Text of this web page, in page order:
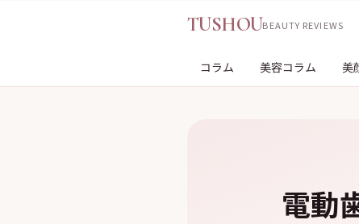
TUSHOUBEAUTY REVIEWS
コラム 美容コラム 美
電動